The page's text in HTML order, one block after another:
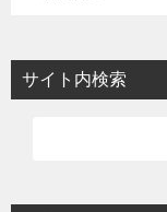
サイト内検索